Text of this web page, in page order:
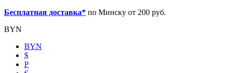
Бесплатная доставка* по Минску от 200 руб.
BYN
BYN
$
Р